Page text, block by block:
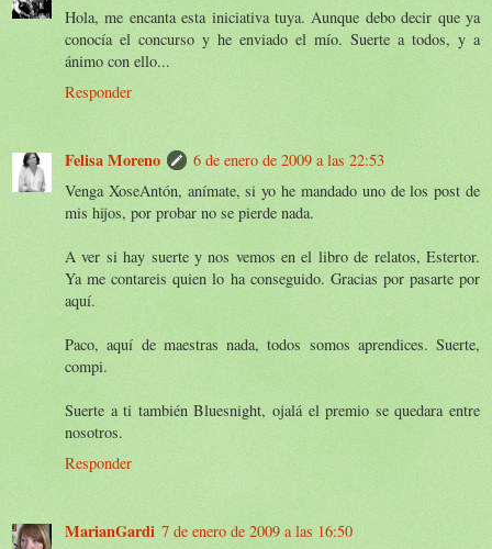
Hola, me encanta esta iniciativa tuya. Aunque debo decir que ya
conocía el concurso y he enviado el mío. Suerte a todos, y a
ánimo con ello...
Responder
Felisa Moreno
6 de enero de 2009 a las 22:53
Venga XoseAntón, anímate, si yo he mandado uno de los post de
mis hijos, por probar no se pierde nada.
A ver si hay suerte y nos vemos en el libro de relatos, Estertor.
Ya me contareis quien lo ha conseguido. Gracias por pasarte por
aquí.
Paco, aquí de maestras nada, todos somos aprendices. Suerte,
compi.
Suerte a ti también Bluesnight, ojalá el premio se quedara entre
nosotros.
Responder
MarianGardi 7 de enero de 2009 a las 16:50